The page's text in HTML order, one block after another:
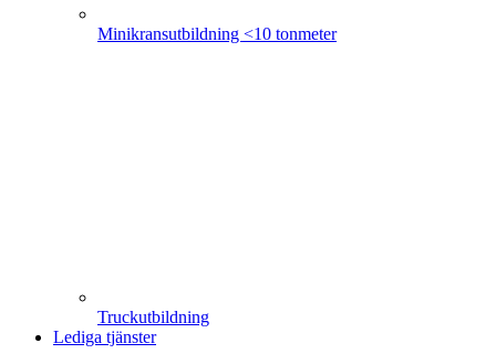
Minikransutbildning <10 tonmeter
Truckutbildning
Lediga tjänster